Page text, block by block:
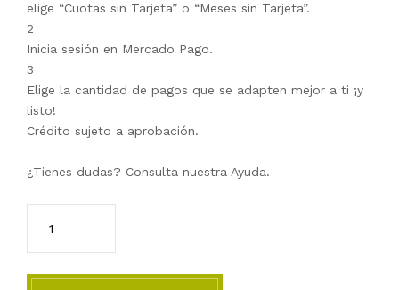
elige “Cuotas sin Tarjeta” o “Meses sin Tarjeta”.
2
Inicia sesión en Mercado Pago.
3
Elige la cantidad de pagos que se adapten mejor a ti ¡y
listo!
Crédito sujeto a aprobación.
¿Tienes dudas? Consulta nuestra Ayuda.